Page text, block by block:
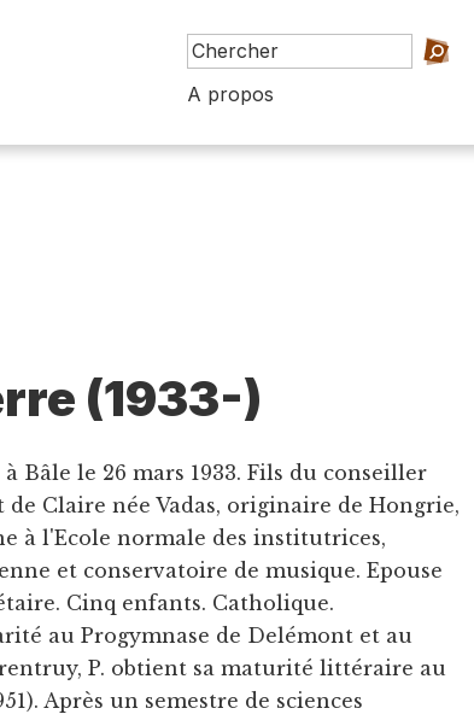
A propos
(1933-)
Bâle le 26 mars 1933. Fils du conseiller
de Claire née Vadas, originaire de Hongrie,
à l'Ecole normale des institutrices,
et conservatoire de musique. Epouse
Cinq enfants. Catholique.
au Progymnase de Delémont et au
P. obtient sa maturité littéraire au
Après un semestre de sciences